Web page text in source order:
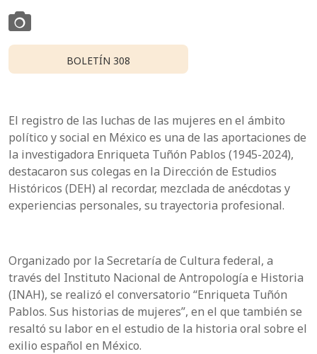
BOLETÍN 308
El registro de las luchas de las mujeres en el ámbito
político y social en México es una de las aportaciones de
la investigadora Enriqueta Tuñón Pablos (1945-2024),
destacaron sus colegas en la Dirección de Estudios
Históricos (DEH) al recordar, mezclada de anécdotas y
experiencias personales, su trayectoria profesional.
Organizado por la Secretaría de Cultura federal, a
través del Instituto Nacional de Antropología e Historia
(INAH), se realizó el conversatorio “Enriqueta Tuñón
Pablos. Sus historias de mujeres”, en el que también se
resaltó su labor en el estudio de la historia oral sobre el
exilio español en México.